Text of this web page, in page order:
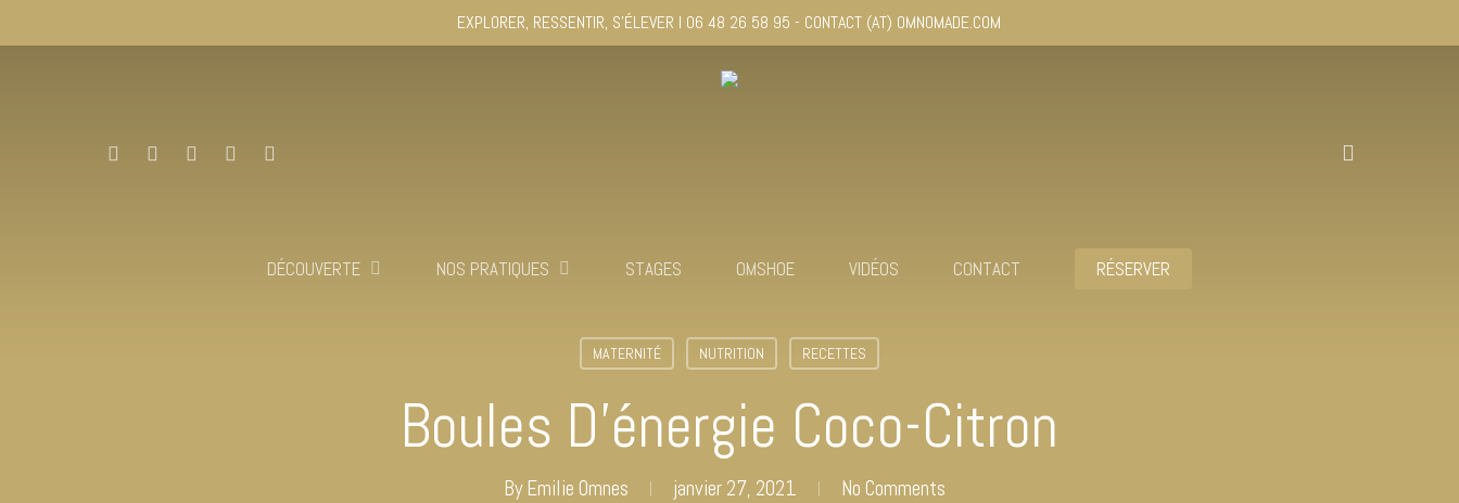
EXPLORER, RESSENTIR, S'ÉLEVER I 06 48 26 58 95 - CONTACT (AT) OMNOMADE.COM
DÉCOUVERTE NOS PRATIQUES STAGES OMSHOE VIDÉOS CONTACT RÉSERVER
MATERNITÉ NUTRITION RECETTES
Boules D’énergie Coco-Citron
By Emilie Omnes janvier 27, 2021 No Comments